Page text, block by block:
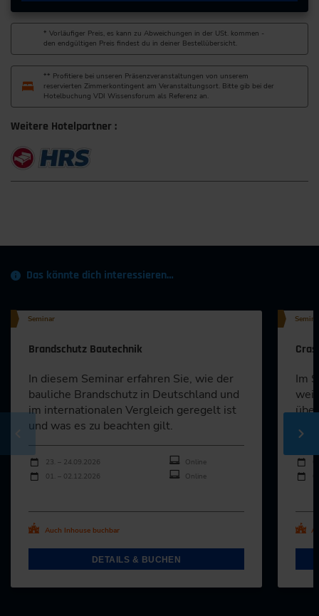
* Vorläufiger Preis, es kann zu Abweichungen in der USt. kommen -
den endgültigen Preis findest du in deiner Bestellübersicht.
** Profitiere bei unseren Präsenzveranstaltungen von unserem
reservierten Zimmerkontingent am Veranstaltungsort. Bitte gib bei der
Hotelbuchung VDI Wissensforum als Referenz an.
Weitere Hotelpartner :
Das könnte dich interessieren…
Seminar
Brandschutz Bautechnik
In diesem Seminar erfahren Sie, wie der
bauliche Brandschutz in Deutschland und
im internationalen Vergleich geregelt ist
und was es zu beachten gilt.
Durchführungen
Veranstaltungsdatum
23. – 24.09.2026
Online
01. – 02.12.2026
Online
Auch Inhouse buchbar
DETAILS & BUCHEN
Im